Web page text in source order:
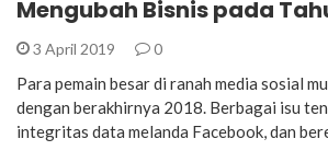
Mengubah Bisnis pada
3 April 2019 0
Para pemain besar di ranah media sosial
dengan berakhirnya 2018. Berbagai isu
integritas data melanda Facebook, dan